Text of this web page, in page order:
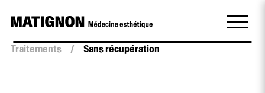
Traitements / Sans récupération